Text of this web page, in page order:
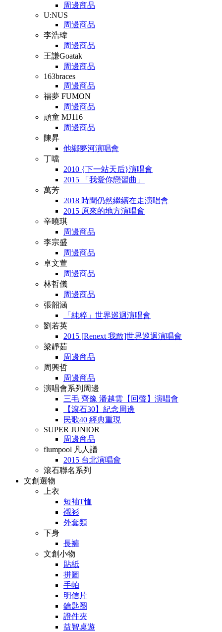
周邊商品
U:NUS
周邊商品
李浩瑋
周邊商品
王謙Goatak
周邊商品
163braces
周邊商品
福夢 FUMON
周邊商品
頑童 MJ116
周邊商品
陳昇
他鄉夢河演唱會
丁噹
2010 {下一站天后}演唱會
2015 「我愛你戀習曲」
萬芳
2018 時間仍然繼續在走演唱會
2015 原來的地方演唱會
辛曉琪
周邊商品
李宗盛
周邊商品
卓文萱
周邊商品
林哲儀
周邊商品
張韶涵
「純粹」世界巡迴演唱會
劉若英
2015 [Renext 我敢]世界巡迴演唱會
梁靜茹
周邊商品
周興哲
周邊商品
演唱會系列周邊
三毛 齊豫 潘越雲【回聲】演唱會
【滾石30】紀念周邊
民歌40 經典重現
SUPER JUNIOR
周邊商品
flumpool 凡人譜
2015 台北演唱會
滾石聯名系列
文創選物
上衣
短袖T恤
襯衫
外套類
下身
長褲
文創小物
貼紙
拼圖
手帕
明信片
鑰匙圈
證件夾
益智桌遊